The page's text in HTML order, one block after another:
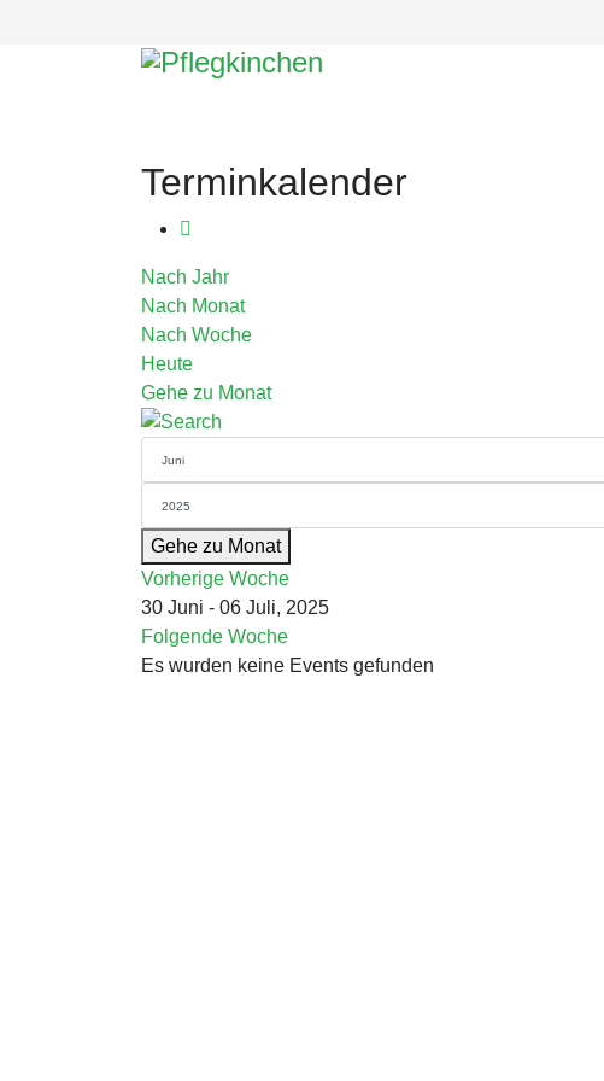
Terminkalender
Nach Jahr
Nach Monat
Nach Woche
Heute
Gehe zu Monat
Gehe zu Monat
Vorherige Woche
30 Juni - 06 Juli, 2025
Folgende Woche
Es wurden keine Events gefunden